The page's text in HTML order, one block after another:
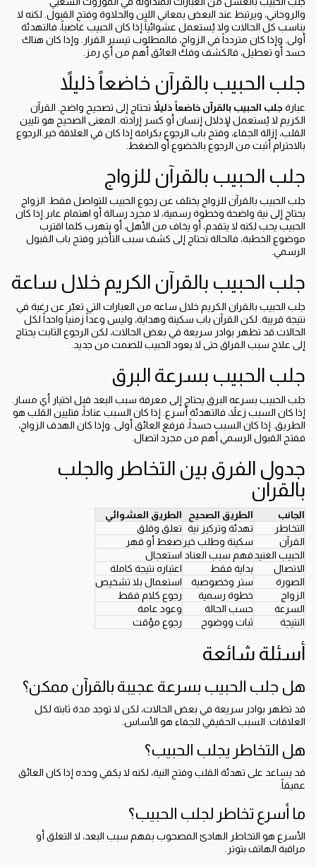
والروحاني، ويرتبط عند البعض بمعاني اللين والحلاوة وفتح القبول. لكنه لا
يناسب كل الحالات ولا يُستعمل عشوائياً.إذا كان الحبيب غاضباً، فالتهدئة
أولى. وإذا كان متردداً في الزواج، فالمطلوب تيسير القرار. وإذا كان هناك
حسد أو تعطيل، فالكشف وفك العائق أهم من أي رمز.
جلب الحبيب بالقرآن خاضعاً ذليلاً
عبارة جلب الحبيب بالقرآن خاضعاً ذليلاً تحتاج إلى تصحيح واضح. القرآن
الكريم لا يُستعمل لإذلال إنسان أو كسر إرادته. المعنى الصحيح هو تليين
القلب، إزالة الجفاء، وفتح باب الرجوع بكرامة إذا كان في العلاقة خير.الرجوع
بالاحترام أثبت من الرجوع بالخضوع أو الضغط.
جلب الحبيب بالقرآن للزواج
جلب الحبيب بالقرآن للزواج يختلف عن رجوع الحبيب للتواصل فقط. الزواج
يحتاج إلى نية واضحة وخطوة رسمية، لا مجرد رسالة أو اهتمام عابر.إذا كان
الحبيب يحب لكنه لا يتقدم، أو يخاف من الأهل، أو يتهرب كلما اقترب
موضوع الخطبة، فالحالة تحتاج إلى كشف سبب التأخير وفتح باب القبول
الرسمي.
جلب الحبيب بالقرآن الكريم خلال ساعة
جلب الحبيب بالقران الكريم خلال ساعه من العبارات التي تعبّر عن رغبة في
نتيجة قريبة. لكن القرآن باب سكينة وهداية، وليس وعداً زمنياً واحداً لكل
الحالات.قد تظهر بوادر سريعة في بعض الحالات، لكن الرجوع الثابت يحتاج
إلى علاج سبب الفراق حتى لا يعود الحبيب للصمت من جديد.
جلب الحبيب بسرعة البرق
جلب الحبيب بسرعه البرق يحتاج إلى معرفة سبب البعد قبل اختيار أي مسار.
إذا كان السبب زعلاً، فالتهدئة أسرع. إذا كان السبب عناداً، فتليين القلب هو
الطريق. إذا كان السبب حسداً، فرفع العائق أولى. وإذا كان الهدف الزواج،
ففتح القبول الرسمي أهم من مجرد اتصال.
جدول الفرق بين التخاطر والجلب
بالقرآن
الجانب الطريق الصحيح
الطريق العشوائي
التخاطر
تهدئة وتركيز نية تعلق وقلق
القرآن
سكينة وطلب خير ضغط أو قهر
الحبيب العنيدفهم سبب العناد استعجال
الاتصال
بداية فقط
اعتباره نتيجة كاملة
الصورة
ستر وخصوصية
استعمال بلا تشخيص
الزواج
خطوة رسمية
رجوع كلام فقط
السرعة
حسب الحالة
وعود عامة
النتيجة
ثبات ووضوح رجوع مؤقت
أسئلة شائعة
هل جلب الحبيب بسرعة عجيبة بالقرآن ممكن؟
قد تظهر بوادر سريعة في بعض الحالات، لكن لا توجد مدة ثابتة لكل
العلاقات. السبب الحقيقي للجفاء هو الأساس.
هل التخاطر يجلب الحبيب؟
قد يساعد على تهدئة القلب وفتح النية، لكنه لا يكفي وحده إذا كان العائق
عميقاً.
ما أسرع تخاطر لجلب الحبيب؟
الأسرع هو التخاطر الهادئ المصحوب بفهم سبب البعد، لا التعلق أو
مراقبة الهاتف بتوتر.